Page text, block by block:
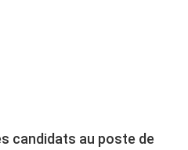
candidats au poste de